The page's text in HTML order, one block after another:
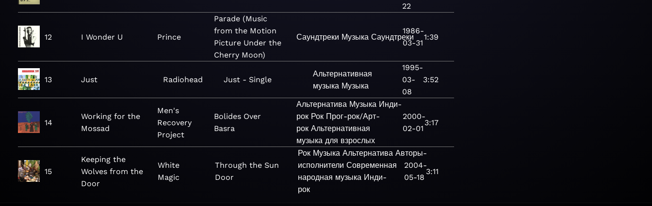
22
12 I Wonder U Prince
Parade (Music
from the Motion
Picture Under the
Cherry Moon)
Саундтреки Музыка Саундтреки
1986-
03-31
1:39
13 Just Radiohead Just - Single
Альтернативная
музыка Музыка
1995-
03-
08
3:52
14
Working for the
Mossad
Men's
Recovery
Project
Bolides Over
Basra
Альтернатива Музыка Инди-
рок Рок Прог-рок/Арт-
рок Альтернативная
музыка для взрослых
2000-
02-01
3:17
15
Keeping the
Wolves from the
Door
White
Magic
Through the Sun
Door
Рок Музыка Альтернатива Авторы-
исполнители Современная
народная музыка Инди-
рок
2004-
05-18
3:11